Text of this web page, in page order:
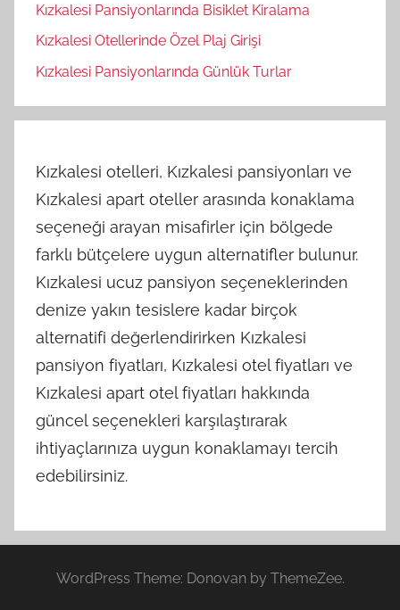
Kızkalesi Pansiyonlarında Bisiklet Kiralama
Kızkalesi Otellerinde Özel Plaj Girişi
Kızkalesi Pansiyonlarında Günlük Turlar
Kızkalesi otelleri, Kızkalesi pansiyonları ve
Kızkalesi apart oteller arasında konaklama
seçeneği arayan misafirler için bölgede
farklı bütçelere uygun alternatifler bulunur.
Kızkalesi ucuz pansiyon seçeneklerinden
denize yakın tesislere kadar birçok
alternatifi değerlendirirken Kızkalesi
pansiyon fiyatları, Kızkalesi otel fiyatları ve
Kızkalesi apart otel fiyatları hakkında
güncel seçenekleri karşılaştırarak
ihtiyaçlarınıza uygun konaklamayı tercih
edebilirsiniz.
WordPress Theme: Donovan by ThemeZee.